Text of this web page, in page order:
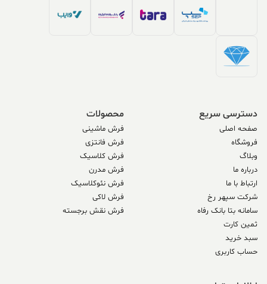
دسترسی سریع
صفحه اصلی
فروشگاه
وبلاگ
درباره ما
ارتباط با ما
شرکت سپهر رخ
سامانه بتا بانک رفاه
ثمین کارت
سبد خرید
حساب کاربری
محصولات
فرش ماشینی
فرش فانتزی
فرش کلاسیک
فرش مدرن
فرش نئوکلاسیک
فرش لاکی
فرش نقش برجسته